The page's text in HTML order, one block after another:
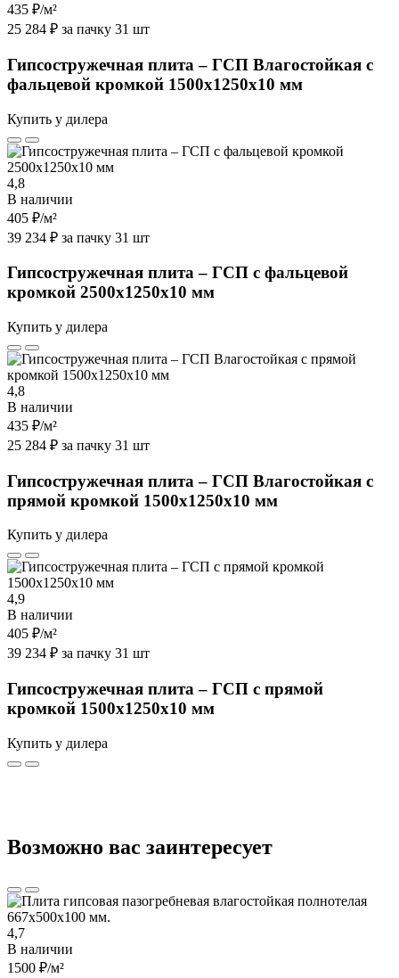
435 ₽/м²
25 284 ₽ за пачку 31 шт
Гипсостружечная плита – ГСП Влагостойкая с
фальцевой кромкой 1500х1250х10 мм
Купить у дилера
4,8
В наличии
405 ₽/м²
39 234 ₽ за пачку 31 шт
Гипсостружечная плита – ГСП с фальцевой
кромкой 2500х1250х10 мм
Купить у дилера
4,8
В наличии
435 ₽/м²
25 284 ₽ за пачку 31 шт
Гипсостружечная плита – ГСП Влагостойкая с
прямой кромкой 1500х1250х10 мм
Купить у дилера
4,9
В наличии
405 ₽/м²
39 234 ₽ за пачку 31 шт
Гипсостружечная плита – ГСП с прямой
кромкой 1500х1250х10 мм
Купить у дилера
Возможно вас заинтересует
4,7
В наличии
1500 ₽/м²